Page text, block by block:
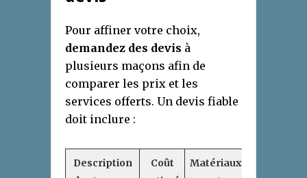
Pour affiner votre choix,
demandez des devis à
plusieurs maçons afin de
comparer les prix et les
services offerts. Un devis fiable
doit inclure :
Description
Coût
Matériaux